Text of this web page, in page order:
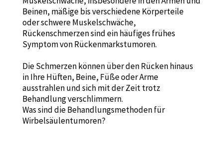
Beinen, mäßige bis verschiedene Körperteile
oder schwere Muskelschwäche,
Rückenschmerzen sind ein häufiges frühes
Symptom von Rückenmarkstumoren.
Die Schmerzen können über den Rücken hinaus
in Ihre Hüften, Beine, Füße oder Arme
ausstrahlen und sich mit der Zeit trotz
Behandlung verschlimmern.
Was sind die Behandlungsmethoden für
Wirbelsäulentumoren?